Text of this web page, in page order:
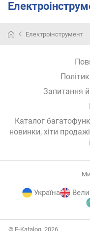
Електроінструмент
Запитання
Каталог
новинки, хіти
Україна
© E-Katalog, 2026